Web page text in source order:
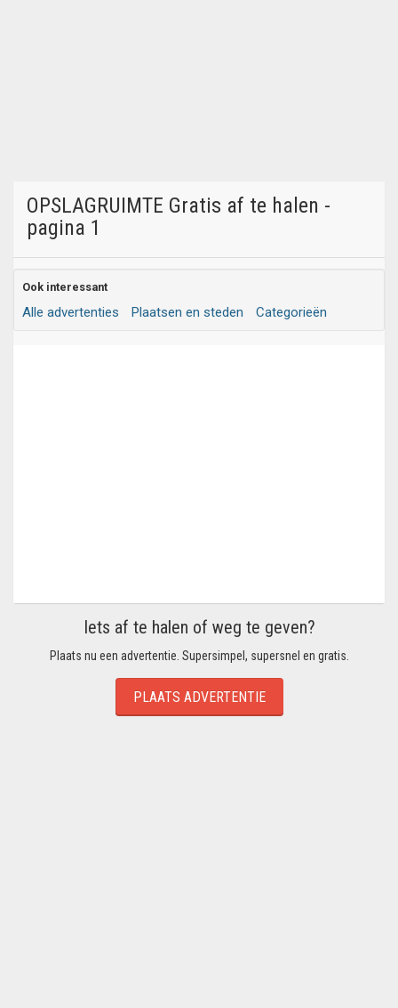
OPSLAGRUIMTE Gratis af te halen -
pagina 1
Ook interessant
Alle advertenties Plaatsen en steden Categorieën
Iets af te halen of weg te geven?
Plaats nu een advertentie. Supersimpel, supersnel en gratis.
PLAATS ADVERTENTIE